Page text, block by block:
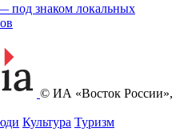
под знаком локальных
© ИА «Восток России»,
Культура Туризм